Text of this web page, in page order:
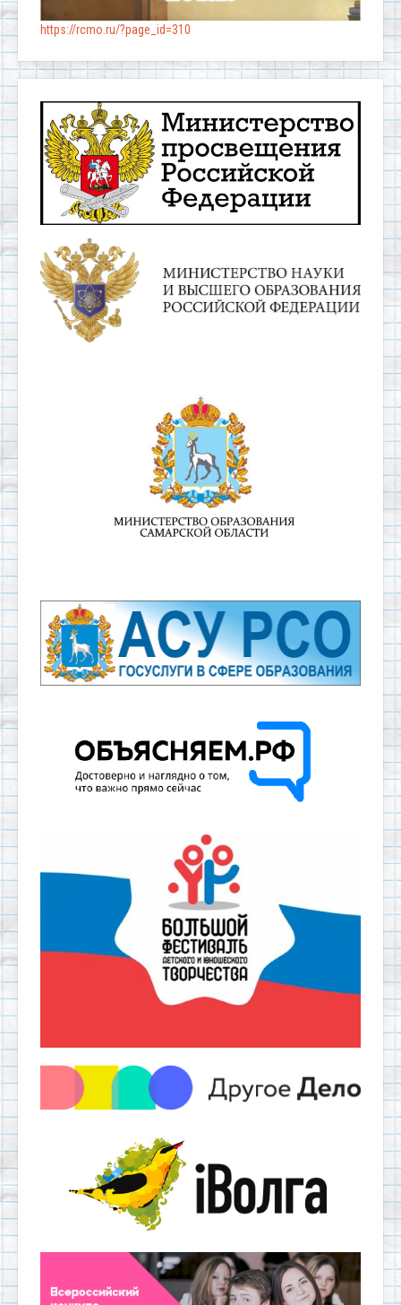
https://rcmo.ru/?page_id=310